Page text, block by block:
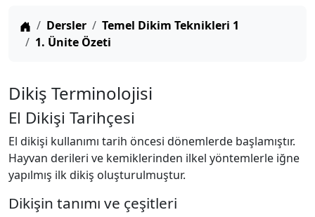
Anasayfa
Dersler
Temel Dikim Teknikleri 1
1. Ünite Özeti
Dikiş Terminolojisi
El Dikişi Tarihçesi
El dikişi kullanımı tarih öncesi dönemlerde başlamıştır.
Hayvan derileri ve kemiklerinden ilkel yöntemlerle iğne
yapılmış ilk dikiş oluşturulmuştur.
Dikişin tanımı ve çeşitleri